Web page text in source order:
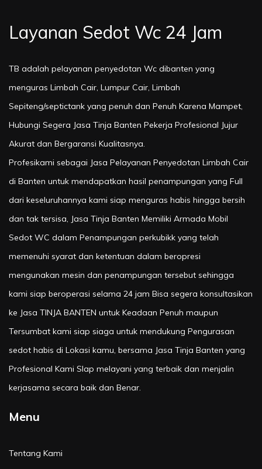
Layanan Sedot Wc 24 Jam
TB adalah pelayanan penyedotan Wc dibanten yang
menguras Limbah Cair, Lumpur Cair, Limbah
Sepiteng/septictank yang penuh dan Penuh Karena Mampet,
Hubungi Segera Jasa Tinja Banten Pekerja Profesional Jujur
Akurat dan Bergaransi Kualitasnya.
Profesikami sebagai Jasa Pelayanan Penyedotan Limbah Cair
di Banten untuk mendapatkan hasil penampungan yang Full
dari keseluruhannya kami siap menguras habis hingga bersih
dan tak tersisa, Jasa Tinja Banten Memiliki Armada Mobil
Sedot WC dalam Penampungan perkubikk yang telah
memenuhi syarat dan ketentuan dalam beropresi
mengunakan mesin dan penampungan tersebut sehingga
kami siap beroperasi selama 24 jam Bisa segera konsultasikan
ke Jasa TINJA BANTEN untuk Keadaan Penuh maupun
Tersumbat kami siap siaga untuk mendukung Pengurasan
sedot habis di Lokasi kamu, bersama Jasa Tinja Banten yang
Profesional Kami SIap melayani yang terbaik dan menjalin
kerjasama secara baik dan Benar.
Menu
Tentang Kami